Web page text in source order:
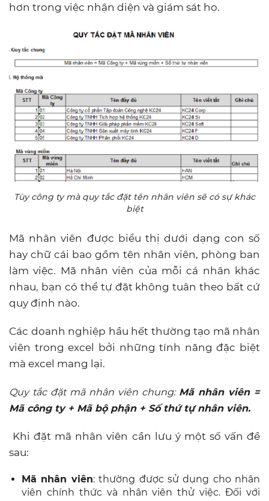
hơn trong việc nhận diện và giám sát họ.
Tùy công ty mà quy tắc đặt tên nhân viên sẽ có sự khác
biệt
Mã nhân viên được biểu thị dưới dạng con số
hay chữ cái bao gồm tên nhân viên, phòng ban
làm việc. Mã nhân viên của mỗi cá nhân khác
nhau, bạn có thể tự đặt không tuân theo bất cứ
quy định nào.
Các doanh nghiệp hầu hết thường tạo mã nhân
viên trong excel bởi những tính năng đặc biệt
mà excel mang lại.
Quy tắc đặt mã nhân viên chung: Mã nhân viên =
Mã công ty + Mã bộ phận + Số thứ tự nhân viên.
Khi đặt mã nhân viên cần lưu ý một số vấn đề
sau:
Mã nhân viên: thường được sử dụng cho nhân
viên chính thức và nhân viên thử việc. Đối với